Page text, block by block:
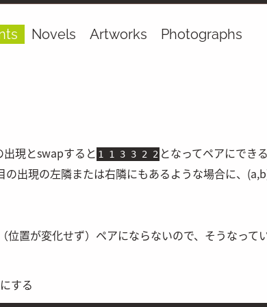
Novels Artworks Photographs
現とswapすると 1 1 3 3 2 2 となってペアにでき
の出現の左隣または右隣にもあるような場合に、
位置が変化せず）ペアにならないので、そうなって
する